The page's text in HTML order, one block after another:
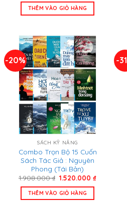
là:
198.000 ₫.
THÊM VÀO GIỎ HÀNG
-20%
SÁCH KỸ NĂNG
Combo Trọn Bộ 15 Cuốn
Sách Tác Giả : Nguyên
Phong (Tái Bản)
1.908.000₫ Giá
là:
1.908.000 ₫.
1.520.000₫Giá
THÊM VÀO GIỎ HÀNG
-